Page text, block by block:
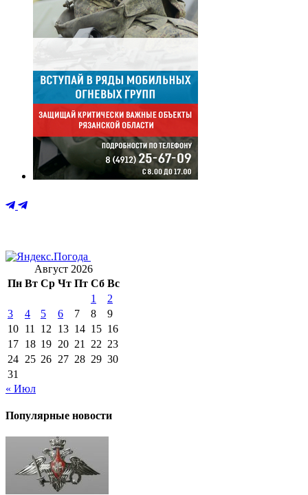
Август 2026
Пн Вт Ср Чт Пт Сб Вс
1
2
3
4 5 6 7 8
9
10 11 12 13 14 15 16
17 18 19 20 21 22 23
24 25 26 27 28 29 30
31
« Июл
Популярные новости